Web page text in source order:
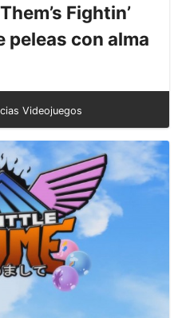
Fightin’
peleas con alma
Videojuegos